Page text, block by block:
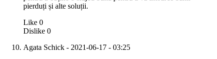
pierduți și alte soluții.
Like 0
Dislike 0
Agata Schick - 2021-06-17 - 03:25